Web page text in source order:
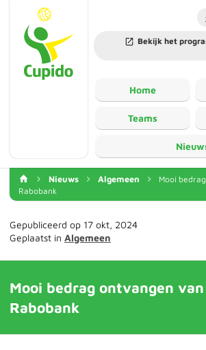
Bekijk het
Home
Teams
Nieuws Algemeen
Mooi
Rabobank
Gepubliceerd op 17 okt, 2024
Geplaatst in Algemeen
Mooi bedrag ontvangen
Rabobank